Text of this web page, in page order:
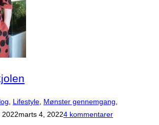
Lifestyle Mønster gennemgang
2022marts 4, 20224 kommentarer